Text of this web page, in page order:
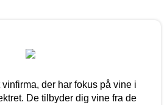
der har fokus på vine i
De tilbyder dig vine fra de